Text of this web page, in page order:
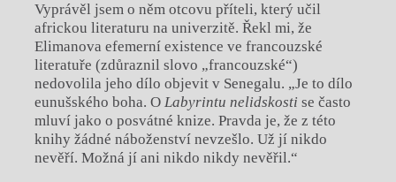
Vyprávěl jsem o něm otcovu příteli, který učil
africkou literaturu na univerzitě. Řekl mi, že
Elimanova efemerní existence ve francouzské
literatuře (zdůraznil slovo „francouzské“)
nedovolila jeho dílo objevit v Senegalu. „Je to dílo
eunušského boha. O Labyrintu nelidskosti se často
mluví jako o posvátné knize. Pravda je, že z této
knihy žádné náboženství nevzešlo. Už jí nikdo
nevěří. Možná jí ani nikdo nikdy nevěřil.“